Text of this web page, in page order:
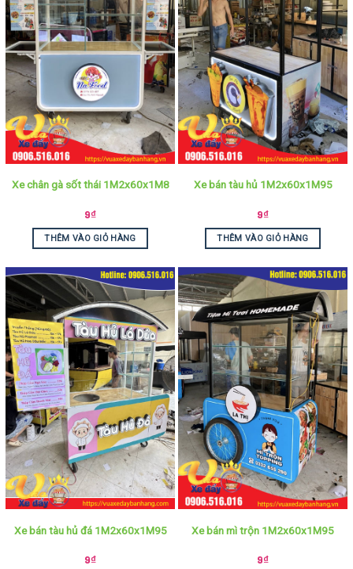
Xe chân gà sốt thái 1M2x60x1M8
9₫
THÊM VÀO GIỎ HÀNG
Xe bán tàu hủ 1M2x60x1M95
9₫
THÊM VÀO GIỎ HÀNG
Xe bán tàu hủ đá 1M2x60x1M95
9₫
Xe bán mì trộn 1M2x60x1M95
9₫